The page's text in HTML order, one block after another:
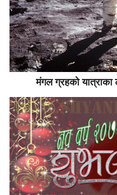
मंगल ग्रहको यात्राका